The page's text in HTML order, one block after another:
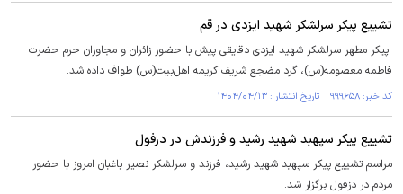
تشییع پیکر سرلشکر شهید ایزدی در قم
پیکر مطهر سرلشکر شهید ایزدی دقایقی پیش با حضور زائران و مجاوران حرم حضرت
فاطمه معصومه(س)، گرد مضجع شریف کریمه اهل‌بیت(س) طواف داده شد.
کد خبر: ۹۹۹۶۵۸ تاریخ انتشار : ۱۴۰۴/۰۴/۱۳
تشییع پیکر سپهبد شهید رشید و فرزندش در دزفول
مراسم تشییع پیکر سپهبد شهید رشید، فرزند و سرلشکر نصیر باغبان امروز با حضور
مردم در دزفول برگزار شد.